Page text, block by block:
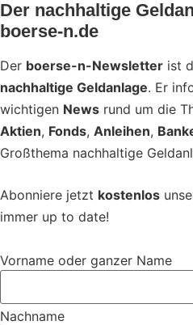
Der nachhaltige
boerse-n.de
Der boerse-n-Newsletter ist
nachhaltige Geldanlage. Er
wichtigen News rund um die
Aktien, Fonds, Anleihen,
Großthema nachhaltige
Abonniere jetzt kostenlos
immer up to date!
Vorname oder ganzer Name
Nachname